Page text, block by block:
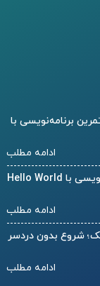
برنامه‌نویسی با
ادامه مطلب
آموزش جاوا از صفر: اولین گام‌های کدنویسی با Hello World
ادامه مطلب
شروع بدون دردسر
ادامه مطلب